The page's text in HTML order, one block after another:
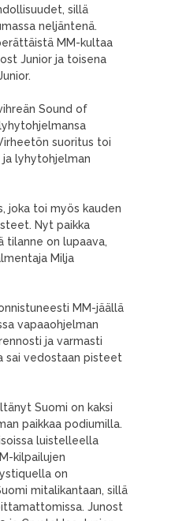
sillä
neljäntenä.
MM-kultaa
Junior ja toisena
Sound of
suoritus toi
lyhytohjelman
joka toi myös kauden
Nyt paikka
tilanne on lupaava,
Milja
MM-jäällä
vapaaohjelman
ja varmasti
sai vedostaan pisteet
Suomi on kaksi
paikkaa podiumilla.
luistelleella
kilpailujen
on
mitalikantaan, sillä
Junost